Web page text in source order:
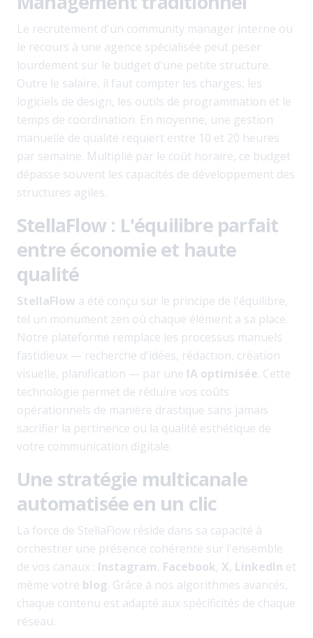
Le recrutement d'un community manager interne ou
le recours à une agence spécialisée peut peser
lourdement sur le budget d'une petite structure.
Outre le salaire, il faut compter les charges, les
logiciels de design, les outils de programmation et le
temps de coordination. En moyenne, une gestion
manuelle de qualité requiert entre 10 et 20 heures
par semaine. Multiplié par le coût horaire, ce budget
dépasse souvent les capacités de développement des
structures agiles.
StellaFlow : L'équilibre parfait
entre économie et haute
qualité
StellaFlow a été conçu sur le principe de l'équilibre,
tel un monument zen où chaque élément a sa place.
Notre plateforme remplace les processus manuels
fastidieux — recherche d'idées, rédaction, création
visuelle, planification — par une IA optimisée. Cette
technologie permet de réduire vos coûts
opérationnels de manière drastique sans jamais
sacrifier la pertinence ou la qualité esthétique de
votre communication digitale.
Une stratégie multicanale
automatisée en un clic
La force de StellaFlow réside dans sa capacité à
orchestrer une présence cohérente sur l'ensemble
de vos canaux : Instagram, Facebook, X, LinkedIn et
même votre blog. Grâce à nos algorithmes avancés,
chaque contenu est adapté aux spécificités de chaque
réseau.